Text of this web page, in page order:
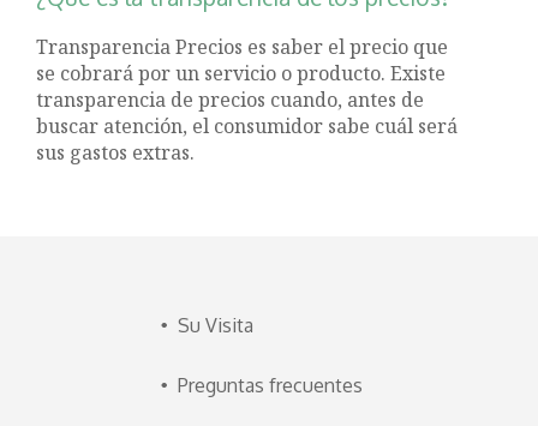
Transparencia Precios es saber el precio que
se cobrará por un servicio o producto. Existe
transparencia de precios cuando, antes de
buscar atención, el consumidor sabe cuál será
sus gastos extras.
Su Visita
Preguntas frecuentes